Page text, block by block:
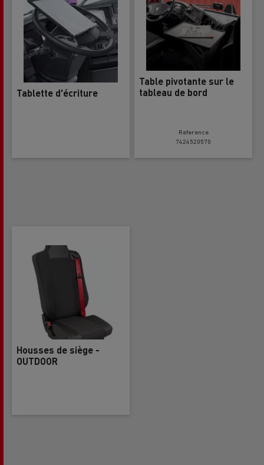
Tablette d'écriture
Table pivotante sur le
tableau de bord
Reference
7424520570
Housses de siège -
OUTDOOR